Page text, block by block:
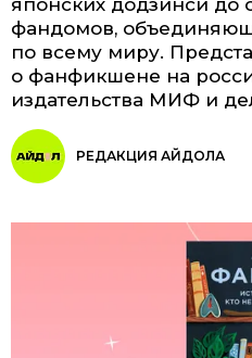
японских додзинси до
фандомов,
по всему миру.
о фанфикшене на
издательства МИФ и
РЕДАКЦИЯ АЙДОЛА